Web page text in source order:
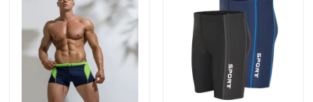
Poprosić o wycenę
Kostiumy kąpielowe Bikini